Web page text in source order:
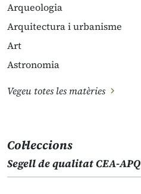
Arqueologia
Arquitectura i urbanisme
Art
Astronomia
Vegeu totes les matèries
Col·leccions
Segell de qualitat CEA-APQ